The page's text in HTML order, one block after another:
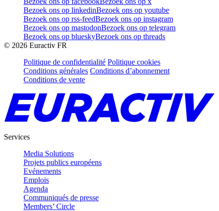
Bezoek ons op linkedinBezoek ons op youtube
Bezoek ons op rss-feedBezoek ons op instagram
Bezoek ons op mastodonBezoek ons op telegram
Bezoek ons op blueskyBezoek ons op threads
© 2026 Euractiv FR
Politique de confidentialité Politique cookies
Conditions générales Conditions d’abonnement
Conditions de vente
Services
Media Solutions
Projets publics européens
Evénements
Emplois
Agenda
Communiqués de presse
Members’ Circle